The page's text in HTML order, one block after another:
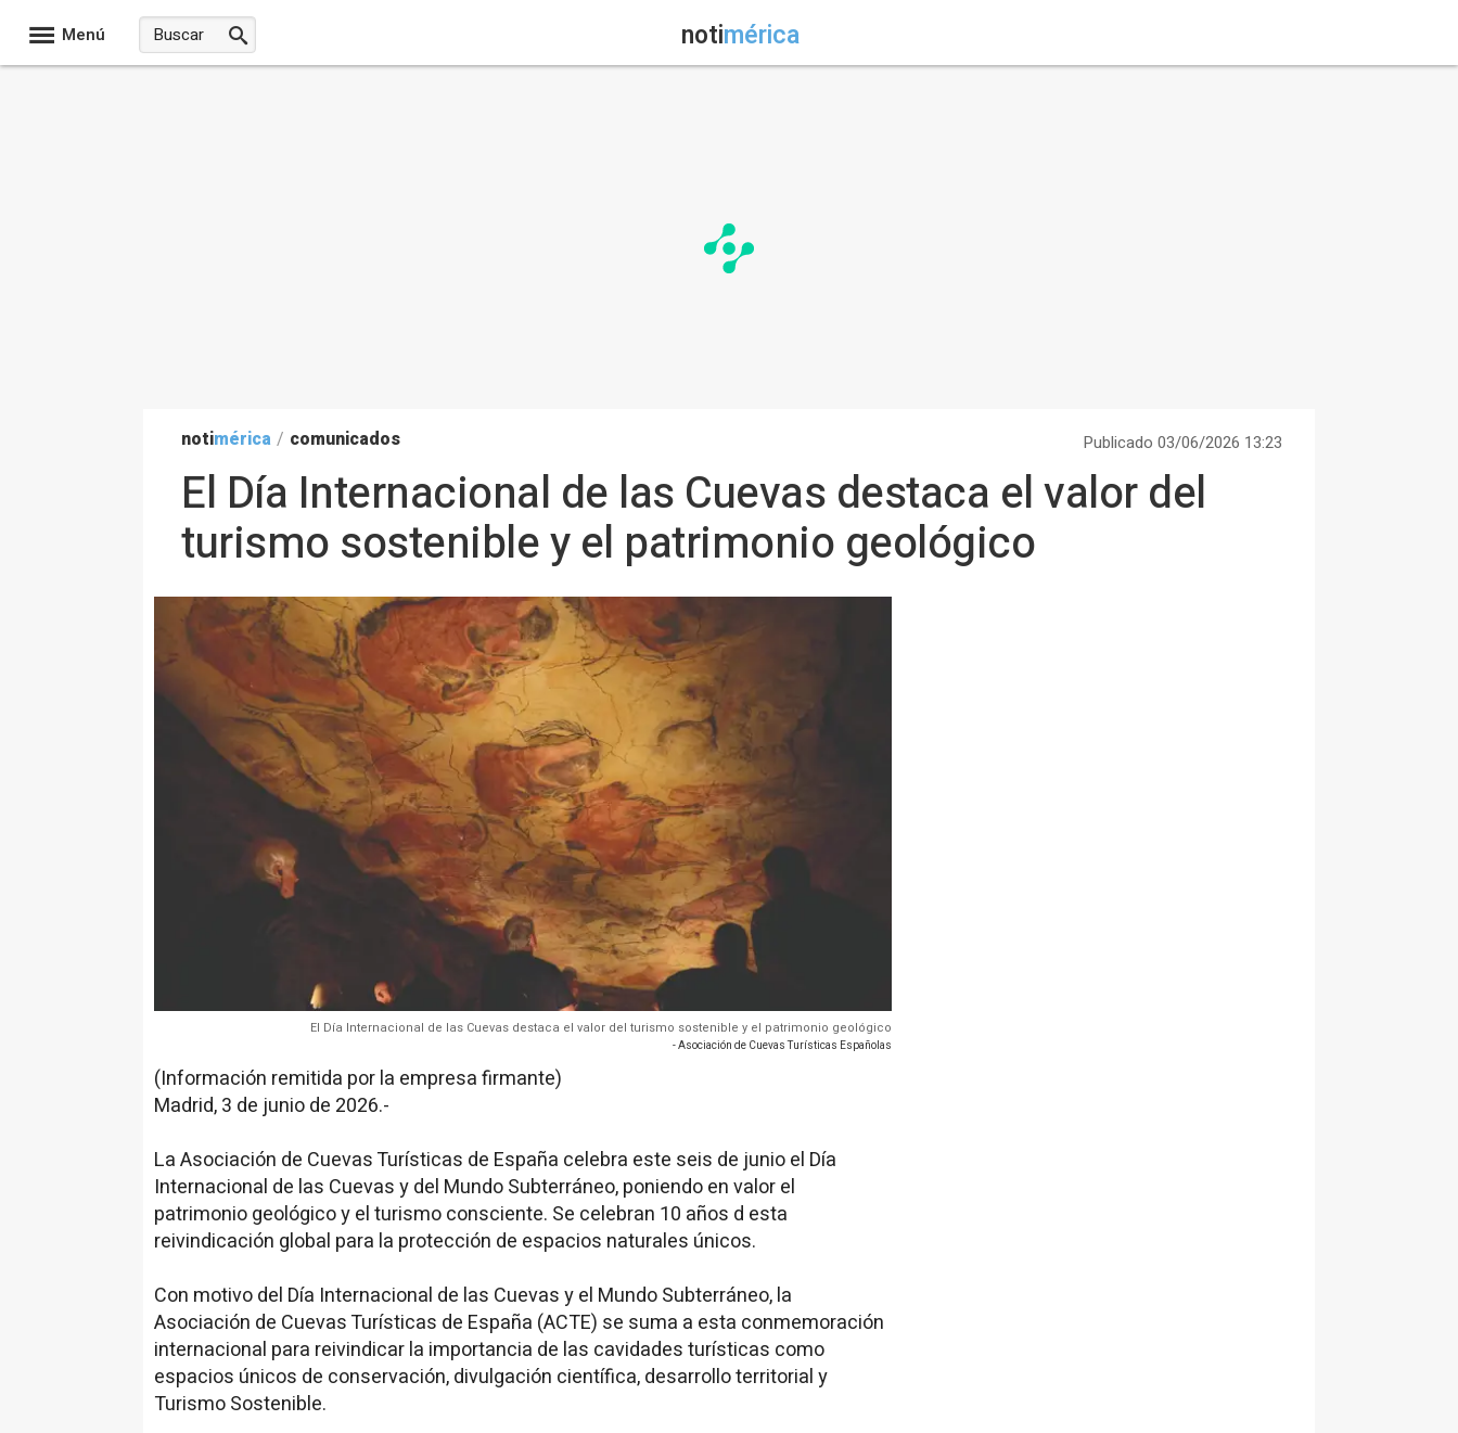
Menú notimérica
notimérica / comunicados Publicado 03/06/2026 13:23
El Día Internacional de las Cuevas destaca el valor del
turismo sostenible y el patrimonio geológico
El Día Internacional de las Cuevas destaca el valor del turismo sostenible y el patrimonio geológico
- Asociación de Cuevas Turísticas Españolas
(Información remitida por la empresa firmante)
Madrid, 3 de junio de 2026.-
La Asociación de Cuevas Turísticas de España celebra este seis de junio el Día
Internacional de las Cuevas y del Mundo Subterráneo, poniendo en valor el
patrimonio geológico y el turismo consciente. Se celebran 10 años d esta
reivindicación global para la protección de espacios naturales únicos.
Con motivo del Día Internacional de las Cuevas y el Mundo Subterráneo, la
Asociación de Cuevas Turísticas de España (ACTE) se suma a esta conmemoración
internacional para reivindicar la importancia de las cavidades turísticas como
espacios únicos de conservación, divulgación científica, desarrollo territorial y
Turismo Sostenible.